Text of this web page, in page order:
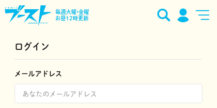
毎週火曜•金曜
お昼12時更新
ログイン
メールアドレス